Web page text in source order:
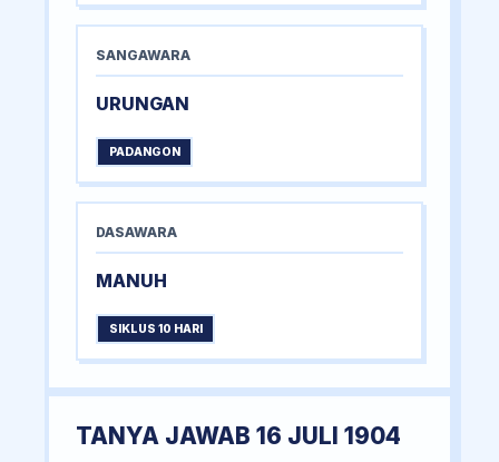
SANGAWARA
URUNGAN
PADANGON
DASAWARA
MANUH
SIKLUS 10 HARI
TANYA JAWAB 16 JULI 1904